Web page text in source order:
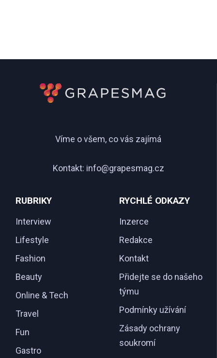
Víme o všem, co vás zajímá
Kontakt: info@grapesmag.cz
RUBRIKY
Interview
Lifestyle
Fashion
Beauty
Online & Tech
Travel
Fun
Gastro
RYCHLÉ ODKAZY
Inzerce
Redakce
Kontakt
Přidejte se do našeho
týmu
Podmínky užívání
Zásady ochrany
soukromí